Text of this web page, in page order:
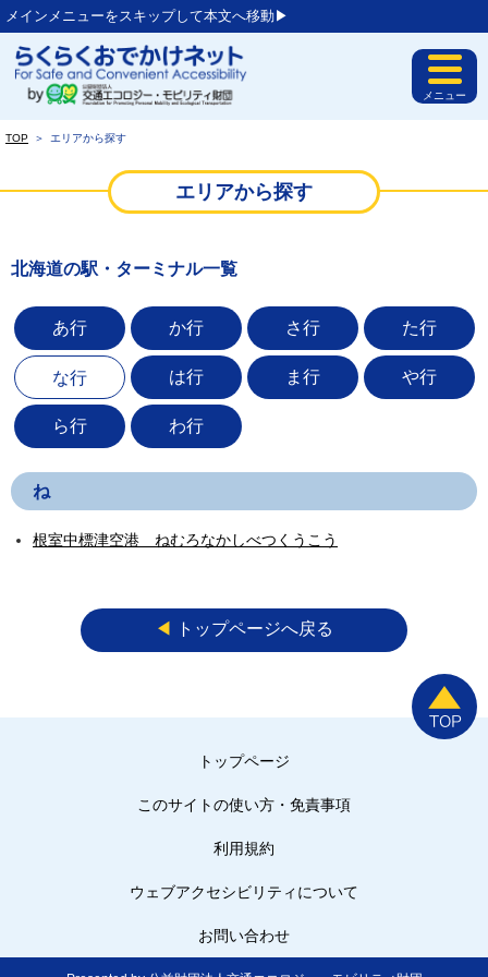
メインメニューをスキップして本文へ移動▶︎
メニュー
TOP ＞ エリアから探す
エリアから探す
北海道の駅・ターミナル一覧
あ行 か行 さ行 た行
な行 は行 ま行 や行
ら行 わ行
ね
根室中標津空港 ねむろなかしべつくうこう
◀︎ トップページへ戻る
トップページ
このサイトの使い方・免責事項
利用規約
ウェブアクセシビリティについて
お問い合わせ